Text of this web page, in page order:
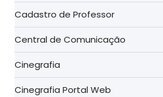
Cadastro de Professor
Central de Comunicação
Cinegrafia
Cinegrafia Portal Web